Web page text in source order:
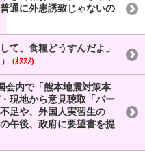
通に外患誘致じゃないの
て、食糧どうすんだよ」
(ｵﾇﾇﾒ)
会内で「熊本地震対策本
現地から意見聴取「パー
足や、外国人実習生の
午後、政府に要望書を提